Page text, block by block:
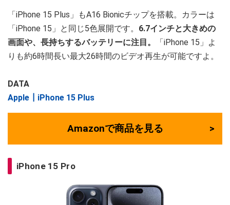
「iPhone 15 Plus」もA16 Bionicチップを搭載。カラーは
「iPhone 15」と同じ5色展開です。 6.7インチと大きめの
画面や、長持ちするバッテリーに注目。
「iPhone 15」よ
りも約6時間長い最大26時間のビデオ再生が可能ですよ。
DATA
Apple┃iPhone 15 Plus
Amazonで商品を見る
iPhone 15 Pro